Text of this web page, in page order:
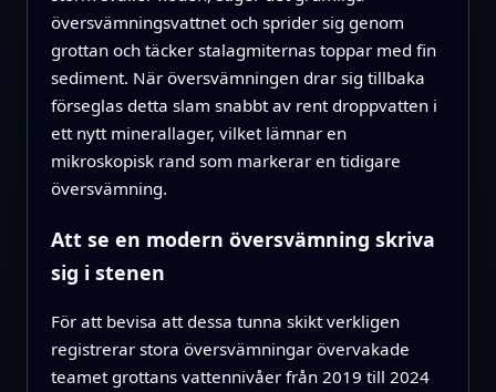
översvämningsvattnet och sprider sig genom
grottan och täcker stalagmiternas toppar med fin
sediment. När översvämningen drar sig tillbaka
förseglas detta slam snabbt av rent droppvatten i
ett nytt minerallager, vilket lämnar en
mikroskopisk rand som markerar en tidigare
översvämning.
Att se en modern översvämning skriva
sig i stenen
För att bevisa att dessa tunna skikt verkligen
registrerar stora översvämningar övervakade
teamet grottans vattennivåer från 2019 till 2024